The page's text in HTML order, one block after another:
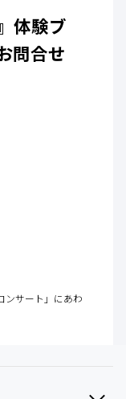
体験ブ
問合せ
ンサート」にあわ